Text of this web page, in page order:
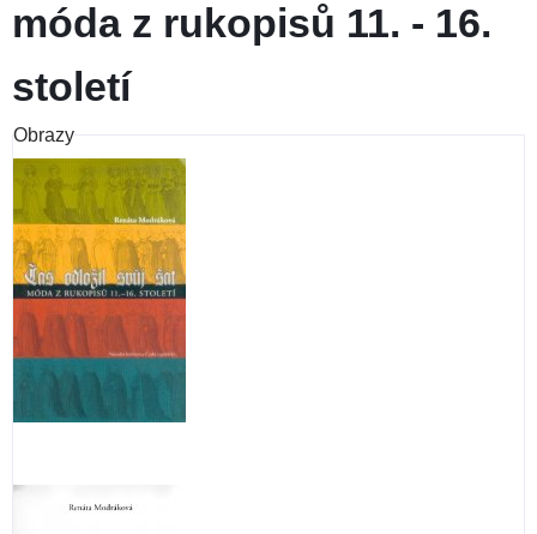
móda z rukopisů 11. - 16.
století
Obrazy